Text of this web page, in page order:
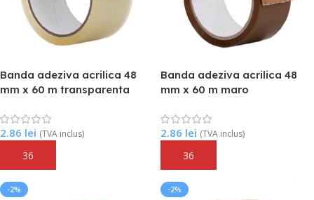
Banda adeziva acrilica 48
mm x 60 m transparenta
2.86 lei (TVA inclus)
Adaugă În Coș
Banda adeziva acrilica 48
mm x 60 m maro
2.86 lei (TVA inclus)
Adaugă În Coș
-2% -2%